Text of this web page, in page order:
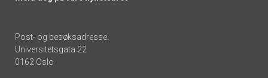
Post- og besøksadresse:
Universitetsgata 22
0162 Oslo